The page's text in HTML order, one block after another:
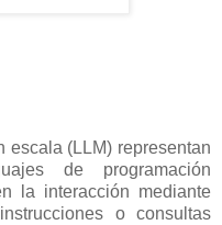
escala (LLM) representan
de programación
la interacción mediante
o consultas